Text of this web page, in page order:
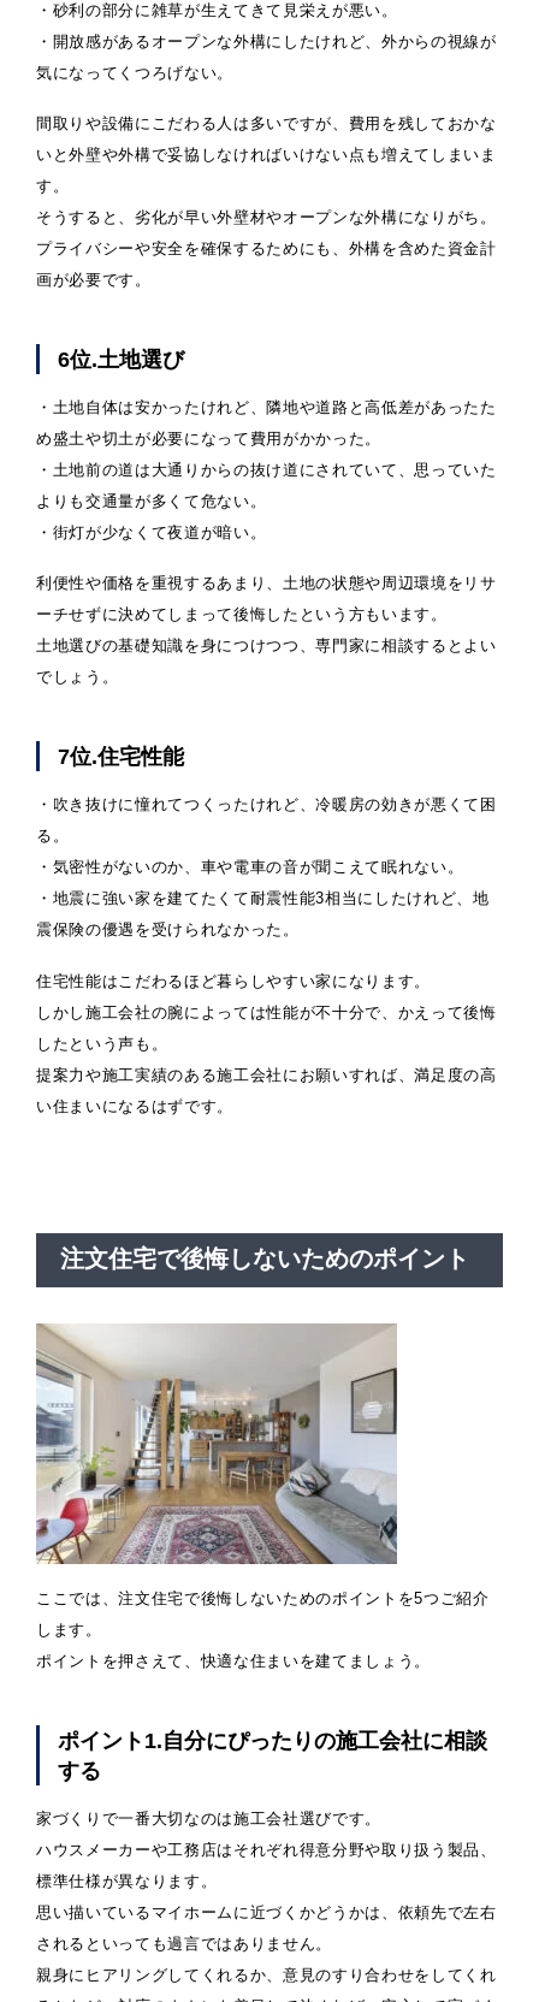
・砂利の部分に雑草が生えてきて見栄えが悪い。
・開放感があるオープンな外構にしたけれど、外からの視線が
気になってくつろげない。
間取りや設備にこだわる人は多いですが、費用を残しておかな
いと外壁や外構で妥協しなければいけない点も増えてしまいま
す。
そうすると、劣化が早い外壁材やオープンな外構になりがち。
プライバシーや安全を確保するためにも、外構を含めた資金計
画が必要です。
6位.土地選び
・土地自体は安かったけれど、隣地や道路と高低差があったた
め盛土や切土が必要になって費用がかかった。
・土地前の道は大通りからの抜け道にされていて、思っていた
よりも交通量が多くて危ない。
・街灯が少なくて夜道が暗い。
利便性や価格を重視するあまり、土地の状態や周辺環境をリサ
ーチせずに決めてしまって後悔したという方もいます。
土地選びの基礎知識を身につけつつ、専門家に相談するとよい
でしょう。
7位.住宅性能
・吹き抜けに憧れてつくったけれど、冷暖房の効きが悪くて困
る。
・気密性がないのか、車や電車の音が聞こえて眠れない。
・地震に強い家を建てたくて耐震性能3相当にしたけれど、地
震保険の優遇を受けられなかった。
住宅性能はこだわるほど暮らしやすい家になります。
しかし施工会社の腕によっては性能が不十分で、かえって後悔
したという声も。
提案力や施工実績のある施工会社にお願いすれば、満足度の高
い住まいになるはずです。
注文住宅で後悔しないためのポイント
ここでは、注文住宅で後悔しないためのポイントを5つご紹介
します。
ポイントを押さえて、快適な住まいを建てましょう。
ポイント1.自分にぴったりの施工会社に相談
する
家づくりで一番大切なのは施工会社選びです。
ハウスメーカーや工務店はそれぞれ得意分野や取り扱う製品、
標準仕様が異なります。
思い描いているマイホームに近づくかどうかは、依頼先で左右
されるといっても過言ではありません。
親身にヒアリングしてくれるか、意見のすり合わせをしてくれ